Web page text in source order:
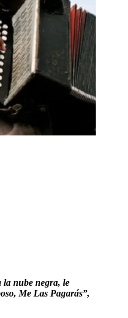
la nube negra, le
Me Las Pagarás”,